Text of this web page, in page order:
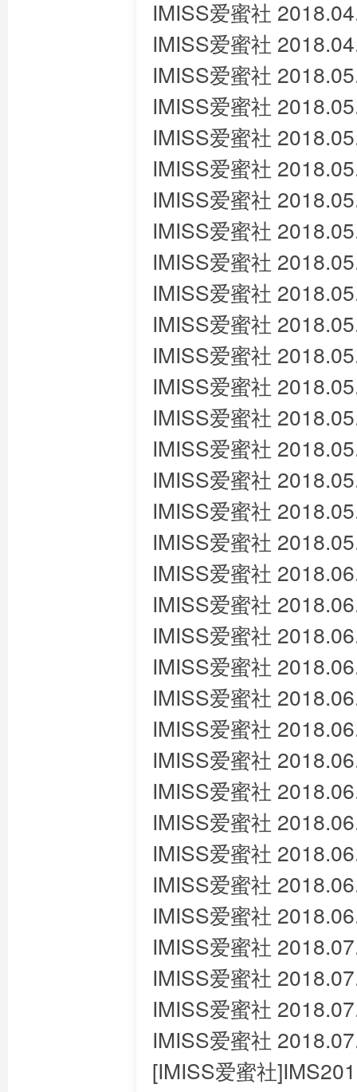
IMISS爱蜜社
IMISS爱蜜社
IMISS爱蜜社
IMISS爱蜜社
IMISS爱蜜社
IMISS爱蜜社
IMISS爱蜜社
IMISS爱蜜社
IMISS爱蜜社
IMISS爱蜜社
IMISS爱蜜社
IMISS爱蜜社
IMISS爱蜜社
IMISS爱蜜社
IMISS爱蜜社
IMISS爱蜜社
IMISS爱蜜社
IMISS爱蜜社
IMISS爱蜜社
IMISS爱蜜社
IMISS爱蜜社
IMISS爱蜜社
IMISS爱蜜社
IMISS爱蜜社
IMISS爱蜜社
IMISS爱蜜社
IMISS爱蜜社
IMISS爱蜜社
IMISS爱蜜社
IMISS爱蜜社
IMISS爱蜜社
IMISS爱蜜社
IMISS爱蜜社
IMISS爱蜜社
[IMISS爱蜜社